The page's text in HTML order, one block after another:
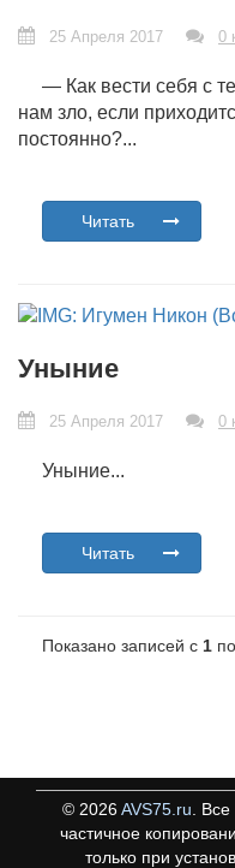
25 Апреля 2017 0
— Как вести себя с
нам зло, если
постоянно?...
Читать
Уныние
25 Апреля 2017 0
Уныние...
Читать
Показано записей с 1 по
© 2026 AVS75.ru .
частичное
только при